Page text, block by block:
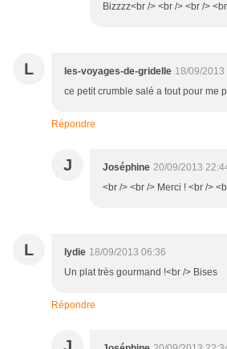
Bizzzz<br /> <br /> <br />
L les-voyages-de-gridelle 18/09/2013
ce petit crumble salé a tout pour me
Répondre
J Joséphine 20/09/2013
<br /> <br /> Merci ! <br />
L lydie 18/09/2013 06:36
Un plat très gourmand !<br /> Bises
Répondre